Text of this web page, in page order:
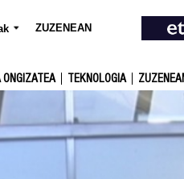
ZUZENEAN
TEKNOLOGIA